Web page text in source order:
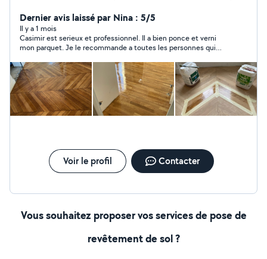
Samsig je pose les anciens parquet massif je ponce l'es
parquet j'ai déjà tous mes outils de travail n'hésitez à me
contacter
Dernier avis laissé par Nina : 5/5
Il y a 1 mois
Casimir est serieux et professionnel. Il a bien ponce et verni
mon parquet. Je le recommande a toutes les personnes qui
Voir le profil Contacter
Vous souhaitez proposer vos services de pose de
revêtement de sol ?